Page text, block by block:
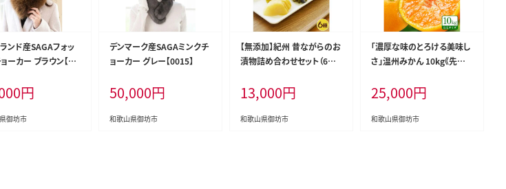
ンド産SAGAフォッ
ーカー ブラウン【00
円
御坊市
デンマーク産SAGAミンクチ
ョーカー グレー【0015】
50,000円
和歌山県御坊市
【無添加】紀州 昔ながらのお
漬物詰め合わせセット（6種
13,000円
和歌山県御坊市
「濃厚な味のとろける美味し
さ」温州みかん 10kg《先行
25,000円
和歌山県御坊市